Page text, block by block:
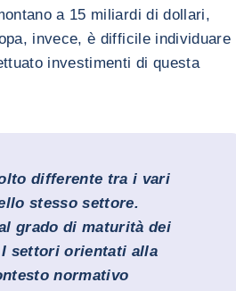
a 15 miliardi di dollari,
invece, è difficile individuare
investimenti di questa
differente tra i vari
stesso settore.
grado di maturità dei
settori orientati alla
normativo